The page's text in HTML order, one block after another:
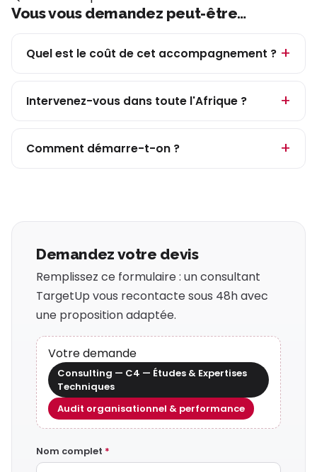
Vous vous demandez peut-être…
Quel est le coût de cet accompagnement ?
Intervenez-vous dans toute l'Afrique ?
Comment démarre-t-on ?
Demandez votre devis
Remplissez ce formulaire : un consultant
TargetUp vous recontacte sous 48h avec
une proposition adaptée.
Votre demande
Consulting — C4 — Études & Expertises
Techniques
Audit organisationnel & performance
Nom complet *